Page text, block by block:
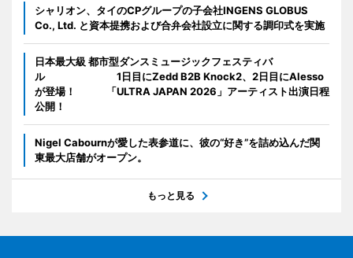
シャリオン、タイのCPグループの子会社INGENS GLOBUS
Co., Ltd. と資本提携および合弁会社設立に関する調印式を実施
日本最大級 都市型ダンスミュージックフェスティバ
ル 1日目にZedd B2B Knock2、2日目にAlesso
が登場！ 「ULTRA JAPAN 2026」アーティスト出演日程
公開！
Nigel Cabournが愛した表参道に、彼の“好き”を詰め込んだ関
東最大店舗がオープン。
もっと見る